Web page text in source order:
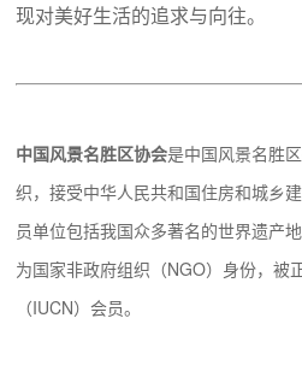
现对美好生活的追求与向往。
中国风景名胜区协会是中国风景名胜
织，接受中华人民共和国住房和城乡
员单位包括我国众多著名的世界遗产
为国家非政府组织（NGO）身份，被
（IUCN）会员。